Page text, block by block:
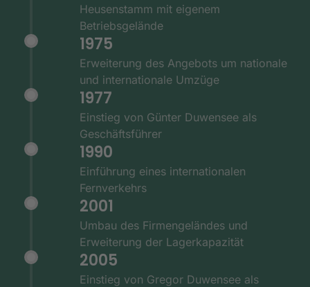
Heusenstamm mit eigenem
Betriebsgelände
1975
Erweiterung des Angebots um nationale
und internationale Umzüge
1977
Einstieg von Günter Duwensee als
Geschäftsführer
1990
Einführung eines internationalen
Fernverkehrs
2001
Umbau des Firmengeländes und
Erweiterung der Lagerkapazität
2005
Einstieg von Gregor Duwensee als